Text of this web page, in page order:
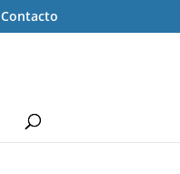
Contacto